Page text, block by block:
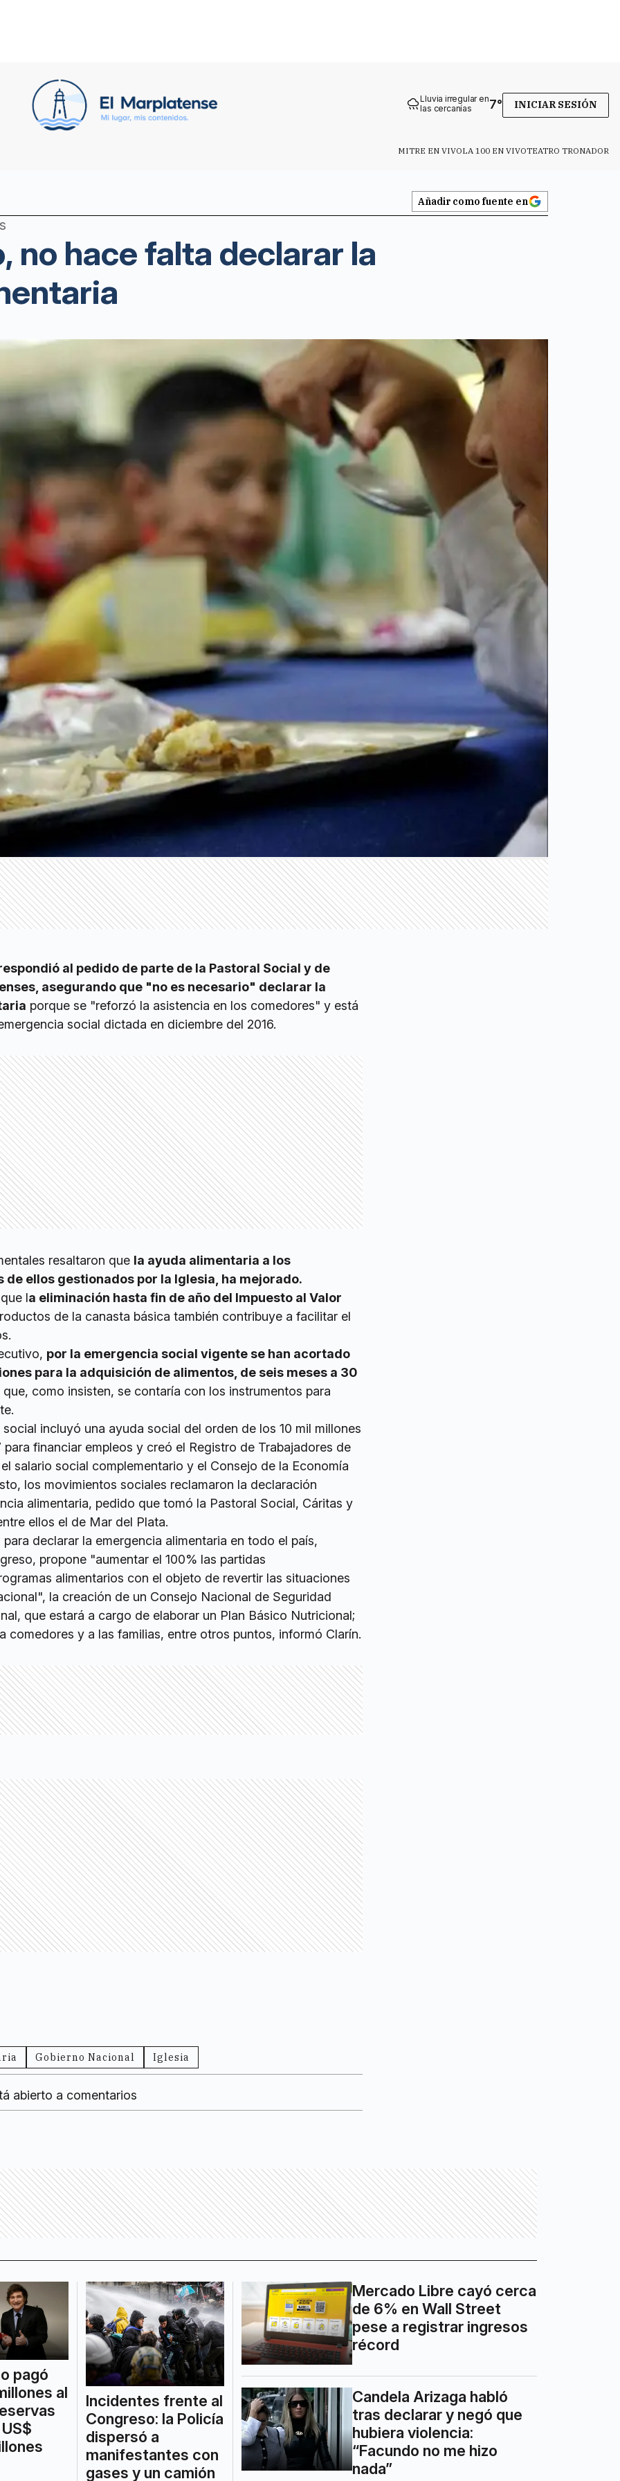
Lluvia irregular en
las cercanías
7° INICIAR SESIÓN
MITRE EN VIVOLA 100 EN VIVOTEATRO TRONADOR
Añadir como fuente en
no hace falta declarar la
al pedido de parte de la Pastoral Social y de
asegurando que "no es necesario" declarar la
porque se "reforzó la asistencia en los comedores" y está
social dictada en diciembre del 2016.
resaltaron que la ayuda alimentaria a los
de ellos gestionados por la Iglesia, ha mejorado.
la eliminación hasta fin de año del Impuesto al Valor
de la canasta básica también contribuye a facilitar el
por la emergencia social vigente se han acortado
para la adquisición de alimentos, de seis meses a 30
como insisten, se contaría con los instrumentos para
incluyó una ayuda social del orden de los 10 mil millones
para financiar empleos y creó el Registro de Trabajadores de
salario social complementario y el Consejo de la Economía
los movimientos sociales reclamaron la declaración
alimentaria, pedido que tomó la Pastoral Social, Cáritas y
ellos el de Mar del Plata.
declarar la emergencia alimentaria en todo el país,
propone "aumentar el 100% las partidas
alimentarios con el objeto de revertir las situaciones
la creación de un Consejo Nacional de Seguridad
que estará a cargo de elaborar un Plan Básico Nutricional;
comedores y a las familias, entre otros puntos, informó Clarín.
Gobierno Nacional Iglesia
abierto a comentarios
pagó
al
Incidentes frente al
Congreso: la Policía
dispersó a
manifestantes con
gases y un camión
Mercado Libre cayó cerca
de 6% en Wall Street
pese a registrar ingresos
récord
Candela Arizaga habló
tras declarar y negó que
hubiera violencia:
“Facundo no me hizo
nada”